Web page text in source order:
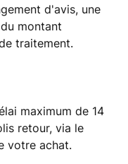
d'avis, une
montant
traitement.
maximum de 14
retour, via le
votre achat.